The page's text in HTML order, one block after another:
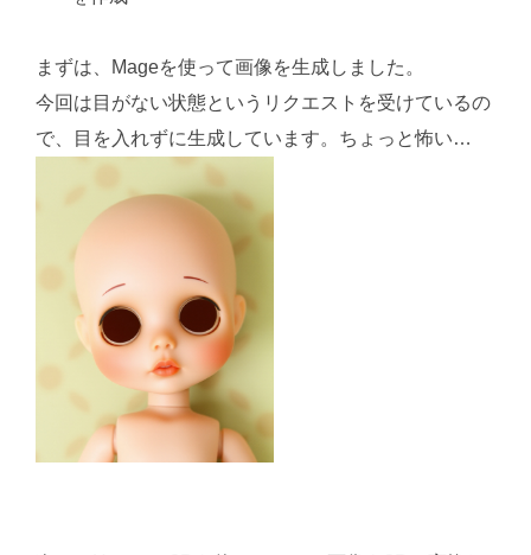
まずは、Mageを使って画像を生成しました。
今回は目がない状態というリクエストを受けているの
で、目を入れずに生成しています。ちょっと怖い…